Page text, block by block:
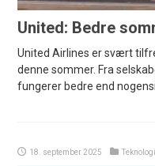
United: Bedre
United Airlines er svært
denne sommer. Fra
fungerer bedre end
18. september 2025 Teknologi